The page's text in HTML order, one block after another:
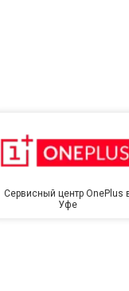
Сервисный центр OnePlus
Уфе